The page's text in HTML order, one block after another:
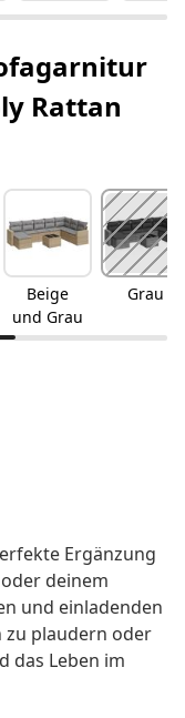
Rattan
Beige
und Grau
Grau
Ergänzung
deinem
und einladenden
zu plaudern oder
das Leben im